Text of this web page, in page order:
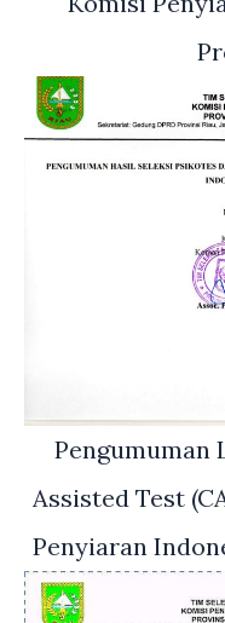
Pengumuman
Assisted Test
Penyiaran